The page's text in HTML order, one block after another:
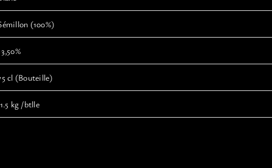
(100%)
cl (Bouteille)
1.5 kg /btlle